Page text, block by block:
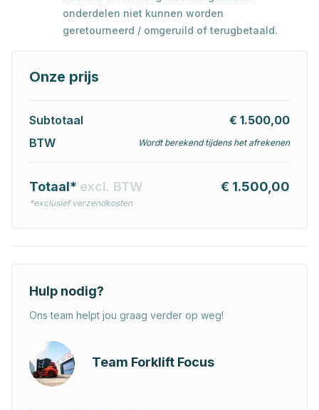
onderdelen niet kunnen worden
geretourneerd / omgeruild of terugbetaald.
Onze prijs
Subtotaal
€ 1.500,00
BTW
Wordt berekend tijdens het afrekenen
Totaal* excl. BTW
*exclusief verzendkosten
€ 1.500,00
Hulp nodig?
Ons team helpt jou graag verder op weg!
Team Forklift Focus